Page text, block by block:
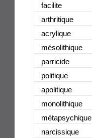
facilite
arthritique
acrylique
mésolithique
parricide
politique
apolitique
monolithique
métapsychique
narcissique